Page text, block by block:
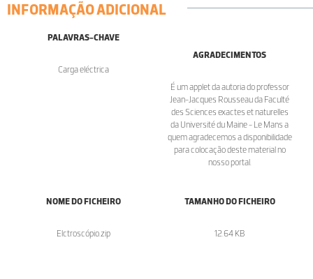
INFORMAÇÃO ADICIONAL
PALAVRAS-CHAVE
Carga eléctrica
AGRADECIMENTOS
É um applet da autoria do professor
Jean-Jacques Rousseau da Faculté
des Sciences exactes et naturelles
da Université du Maine - Le Mans a
quem agradecemos a disponibilidade
para colocação deste material no
nosso portal.
NOME DO FICHEIRO
Elctroscópio.zip
TAMANHO DO FICHEIRO
12.64 KB